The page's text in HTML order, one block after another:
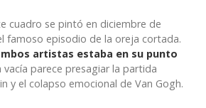
cuadro se pintó en diciembre de
famoso episodio de la oreja cortada.
artistas estaba en su punto
vacía parece presagiar la partida
y el colapso emocional de Van Gogh.